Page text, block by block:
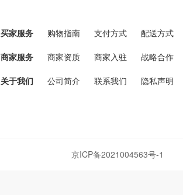
买家服务 购物指南 支付方式 配送方式
商家服务 商家资质 商家入驻 战略合作
关于我们 公司简介 联系我们 隐私声明
京ICP备2021004563号-1